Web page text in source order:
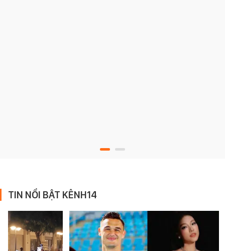
TIN NỔI BẬT KÊNH14